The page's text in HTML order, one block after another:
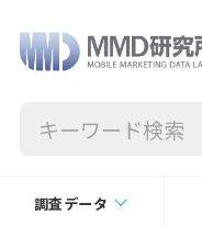
調査データ